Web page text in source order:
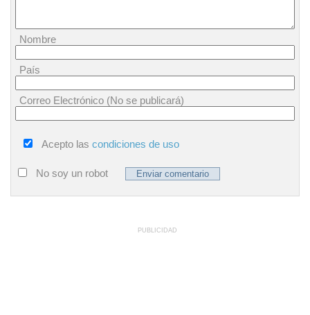
Nombre
País
Correo Electrónico (No se publicará)
Acepto las condiciones de uso
No soy un robot
PUBLICIDAD